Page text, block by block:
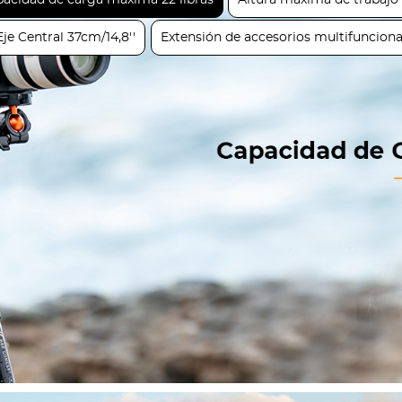
Central 37cm/14,8'' Extensión de accesorios